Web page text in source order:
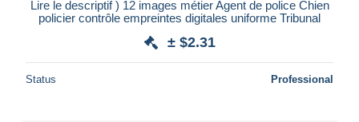
Lire le descriptif ) 12 images métier Agent de police Chien
policier contrôle empreintes digitales uniforme Tribunal
± $2.31
Status Professional